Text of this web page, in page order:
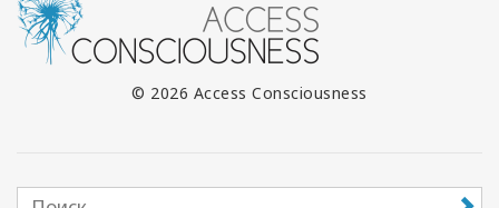
© 2026 Access Consciousness